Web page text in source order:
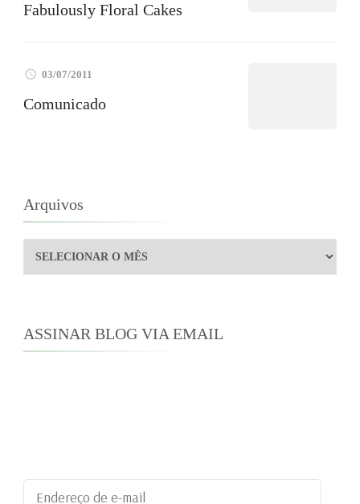
Fabulously Floral Cakes
03/07/2011
Comunicado
Arquivos
Arquivos
ASSINAR BLOG VIA EMAIL
Endereço